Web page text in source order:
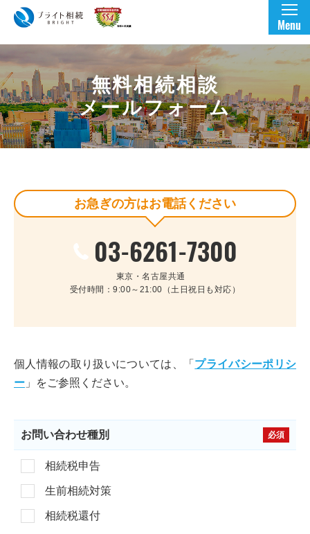
Menu
無料相続相談
メールフォーム
お急ぎの方はお電話ください
03-6261-7300
東京・名古屋共通
受付時間：9:00～21:00（土日祝日も対応）
個人情報の取り扱いについては、「 プライバシーポリシ
ー 」をご参照ください。
お問い合わせ種別 必須
相続税申告
生前相続対策
相続税還付